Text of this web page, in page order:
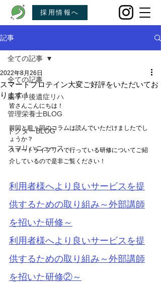
採用情報へ
記事
全ての記事
脳卒中後遺症リハ
管理栄養士BLOG
ドクターBLOG
スマリハニュース
全ての記事
スマートプロテイン大変ご好評をいただいてお
ります！
2022年8月26日
皆さんこんにちは！
前回と前々回のコラムは読んでいただけましたでし
ょうか？
スマートライフリハで行っている研修についてご紹
介しているので是非ご覧ください！
利用者様へより良いサービスを提
供するための取り組み～外部講師
を招いた研修～
利用者様へより良いサービスを提
供するための取り組み～外部講師
を招いた研修②～